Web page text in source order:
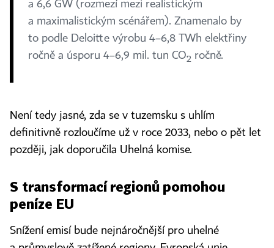
a 6,6 GW (rozmezí mezi realistickým
a maximalistickým scénářem). Znamenalo by
to podle Deloitte výrobu 4–6,8 TWh elektřiny
ročně a úsporu 4–6,9 mil. tun CO2 ročně.
Není tedy jasné, zda se v tuzemsku s uhlím
definitivně rozloučíme už v roce 2033, nebo o pět let
později, jak doporučila Uhelná komise.
S transformací regionů pomohou
peníze EU
Snížení emisí bude nejnáročnější pro uhelné